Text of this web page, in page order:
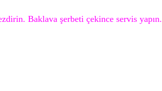
Baklava şerbeti çekince servis yapın.